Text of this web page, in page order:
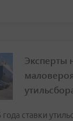
Эксперты
ставки